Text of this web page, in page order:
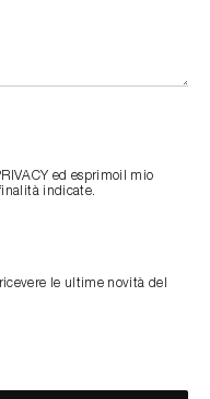
ed esprimoil mio
indicate.
le ultime novità del